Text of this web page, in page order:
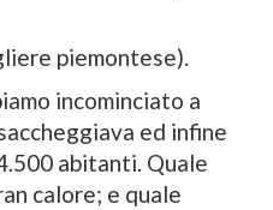
piemontese).
incominciato a
ed infine
abitanti. Quale
calore; e quale